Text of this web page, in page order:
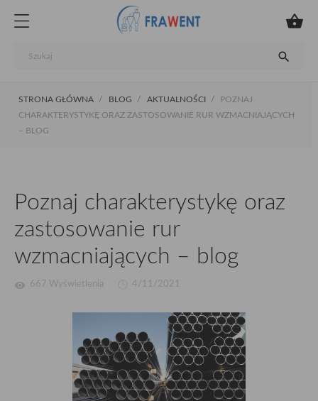


STRONA GŁÓWNA BLOG AKTUALNOŚCI
POZNAJ
CHARAKTERYSTYKĘ ORAZ ZASTOSOWANIE RUR WZMACNIAJĄCYCH
– BLOG
Poznaj charakterystykę oraz
zastosowanie rur
wzmacniających – blog
visibility 667 Wyświetlenia 4/11/2021